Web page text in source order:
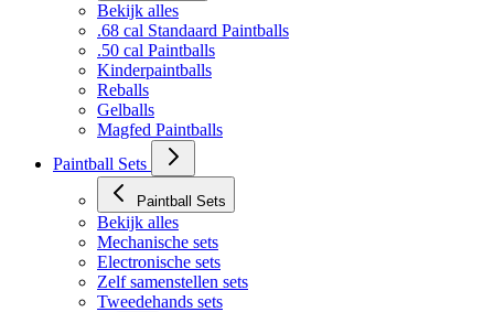
Bekijk alles
.68 cal Standaard Paintballs
.50 cal Paintballs
Kinderpaintballs
Reballs
Gelballs
Magfed Paintballs
Paintball Sets
Paintball Sets
Bekijk alles
Mechanische sets
Electronische sets
Zelf samenstellen sets
Tweedehands sets